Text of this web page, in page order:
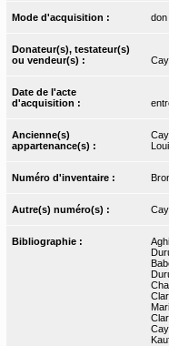
Mode d'acquisition : don
Donateur(s), testateur(s)
ou vendeur(s) :
Date de l'acte
d'acquisition :
Ancienne(s)
appartenance(s) :
Numéro d'inventaire :
Autre(s) numéro(s) :
Bibliographie :